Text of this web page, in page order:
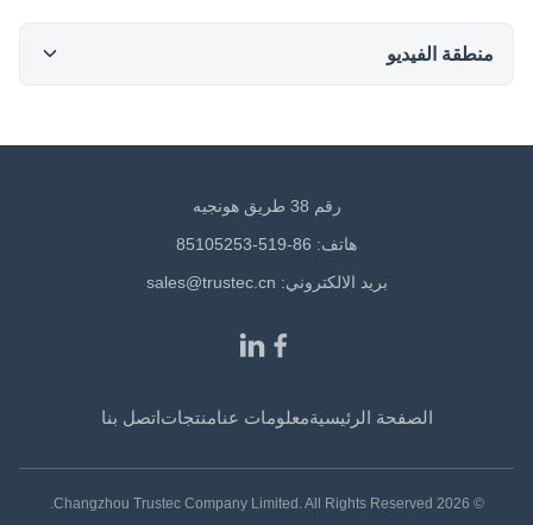
منطقة الفيديو
رقم 38 طريق هونجيه
هاتف: 86-519-85105253
بريد الالكتروني: sales@trustec.cn
الصفحة الرئيسيةمعلومات عنامنتجاتاتصل بنا
© 2026 Changzhou Trustec Company Limited. All Rights Reserved.